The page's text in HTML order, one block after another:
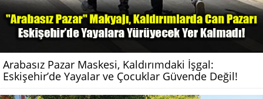
Arabasız Pazar Maskesi, Kaldırımdaki İşgal:
Eskişehir’de Yayalar ve Çocuklar Güvende Değil!